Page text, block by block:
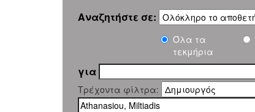
Αναζητήστε σε:
Όλα τα
τεκμήρια
για
Τρέχοντα φίλτρα: